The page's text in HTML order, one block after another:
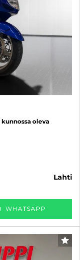
oleva
lahti
WHATSAPP